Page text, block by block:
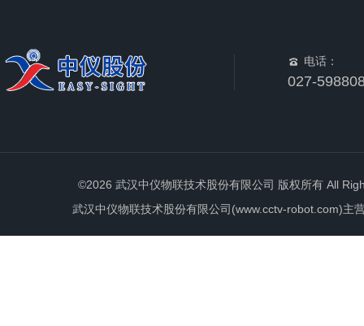
电话：
027-
©2026 武汉中仪物联技术股份有限公司 版权所有 All
武汉中仪物联技术股份有限公司(www.cctv-robot.com)主